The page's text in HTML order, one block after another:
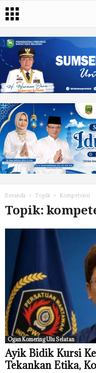
Beranda Topik Kompetensi
Topik:
Ogan Komering Ulu Selatan
Ayik Bidik Kursi
Tekankan Etika,